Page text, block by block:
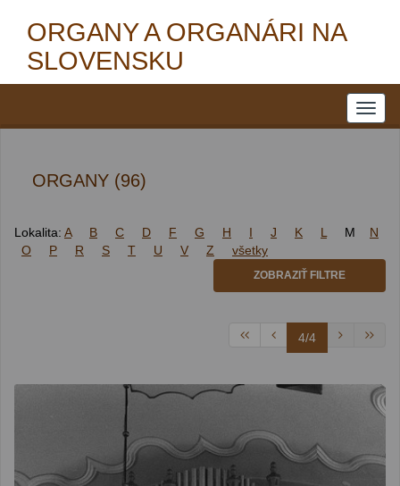
ORGANY A ORGANÁRI NA
SLOVENSKU
ORGANY (96)
Lokalita: A B C D F G H I J K L M N
O
P R S T U V Z všetky
ZOBRAZIŤ FILTRE
4/4